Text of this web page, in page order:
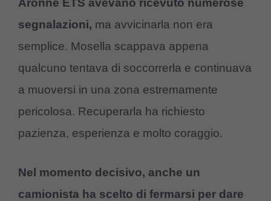
Aronne ETS avevano ricevuto numerose
segnalazioni, ma avvicinarla non era
semplice. Mosella scappava appena
qualcuno tentava di soccorrerla e continuava
a muoversi in una zona estremamente
pericolosa. Recuperarla ha richiesto
pazienza, esperienza e molto coraggio.
Nel momento decisivo, anche un
camionista ha scelto di fermarsi per dare